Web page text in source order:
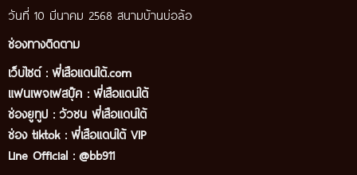
วันที่ 10 มีนาคม 2568 สนามบ้านบ่อล้อ
ช่องทางติดตาม
เว็บไซต์ : พี่เสือแดนใต้.com
แฟนเพจเฟสบุ๊ค : พี่เสือแดนใต้
ช่องยูทูป : วัวชน พี่เสือแดนใต้
ช่อง tiktok : พี่เสือแดนใต้ VIP
Line Official : @bb911